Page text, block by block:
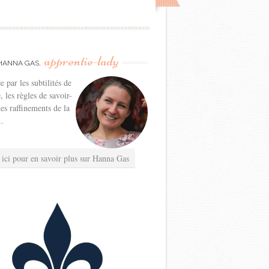
GAS, apprentie-lady
par les subtilités de
les règles de savoir-
raffinements de la
pour en savoir plus sur Hanna Gas